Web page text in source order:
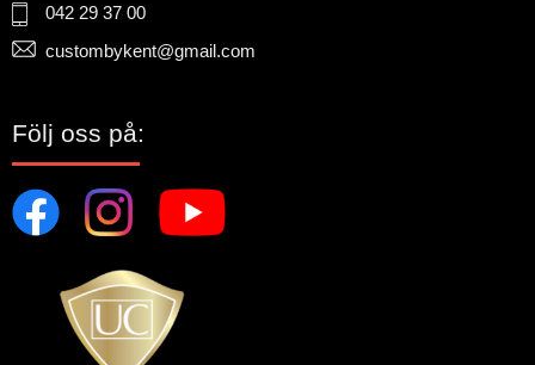
042 29 37 00
custombykent@gmail.com
Följ oss på: